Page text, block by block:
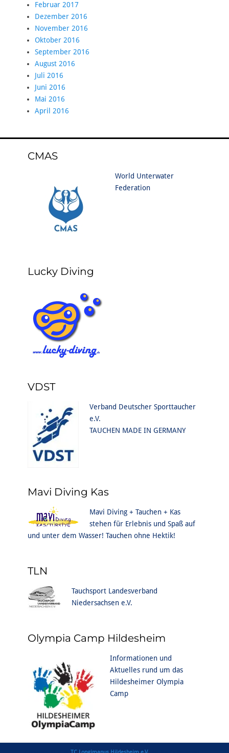
Februar 2017
Dezember 2016
November 2016
Oktober 2016
September 2016
August 2016
Juli 2016
Juni 2016
Mai 2016
April 2016
CMAS
World Unterwater
Federation
Lucky Diving
VDST
Verband Deutscher Sporttaucher
e.V.
TAUCHEN MADE IN GERMANY
Mavi Diving Kas
Mavi Diving + Tauchen + Kas
stehen für Erlebnis und Spaß auf
und unter dem Wasser! Tauchen ohne Hektik!
TLN
Tauchsport Landesverband
Niedersachsen e.V.
Olympia Camp Hildesheim
Informationen und
Aktuelles rund um das
Hildesheimer Olympia
Camp